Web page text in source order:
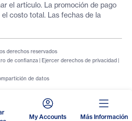
el artículo. La promoción de pago
costo total. Las fechas de la
de confianza | Ejercer derechos de privacidad |
de datos
derechos reservados
My Accounts Más Información